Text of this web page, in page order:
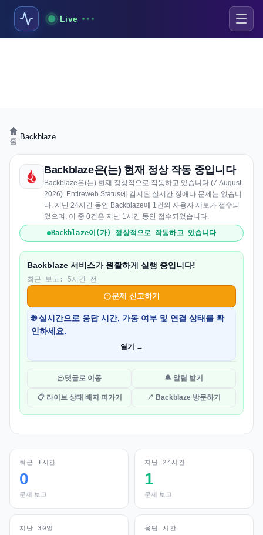
Live
홈 Backblaze
Backblaze은(는) 현재 정상 작동 중입니다
Backblaze은(는) 현재 정상적으로 작동하고 있습니다 (7 August
2026). Entireweb Status에 감지된 실시간 장애나 문제는 없습니
다. 지난 24시간 동안 Backblaze에 1건의 사용자 제보가 접수되
었으며, 이 중 0건은 지난 1시간 동안 접수되었습니다.
Backblaze이(가) 정상적으로 작동하고 있습니다
Backblaze 서비스가 원활하게 실행 중입니다!
최근 보고: 5시간 전
문제 신고하기
🌐 실시간으로 응답 시간, 가동 여부 및 연결 상태를 확
인하세요.
열기 →
댓글로 이동 🔔 알림 받기
📋 라이브 상태 배지 퍼가기 ↗ Backblaze 방문하기
최근 1시간
0
문제 보고
지난 24시간
1
문제 보고
지난 30일 응답 시간